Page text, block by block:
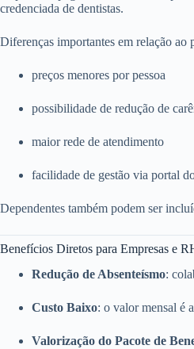
credenciada de dentistas.
Diferenças importantes em relação ao
preços menores por pessoa
possibilidade de redução de
maior rede de atendimento
facilidade de gestão via portal
Dependentes também podem ser
Benefícios Diretos para Empresas e
Redução de Absenteísmo:
Custo Baixo: o valor mensal é
Valorização do Pacote de